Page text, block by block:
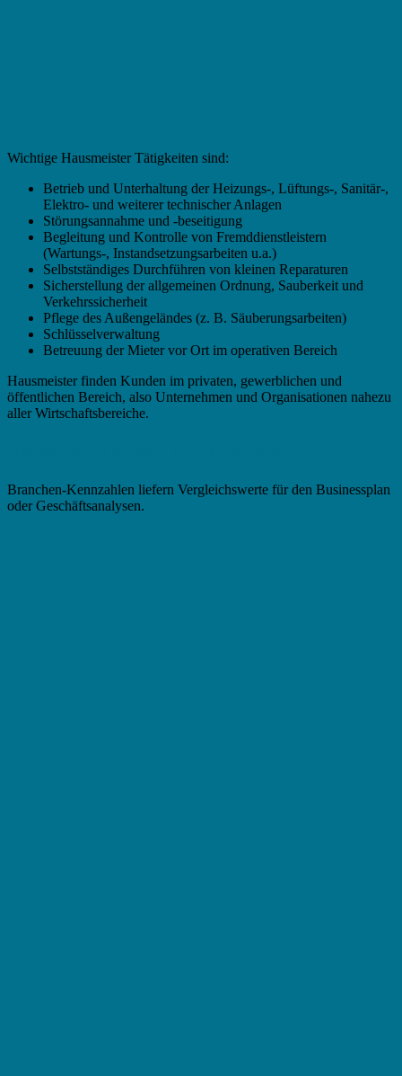
Wichtige Hausmeister Tätigkeiten sind:
Betrieb und Unterhaltung der Heizungs-, Lüftungs-, Sanitär-,
Elektro- und weiterer technischer Anlagen
Störungsannahme und -beseitigung
Begleitung und Kontrolle von Fremddienstleistern
(Wartungs-, Instandsetzungsarbeiten u.a.)
Selbstständiges Durchführen von kleinen Reparaturen
Sicherstellung der allgemeinen Ordnung, Sauberkeit und
Verkehrssicherheit
Pflege des Außengeländes (z. B. Säuberungsarbeiten)
Schlüsselverwaltung
Betreuung der Mieter vor Ort im operativen Bereich
Hausmeister finden Kunden im privaten, gewerblichen und
öffentlichen Bereich, also Unternehmen und Organisationen nahezu
aller Wirtschaftsbereiche.
Branchen-Kennzahlen liefern Vergleichswerte für den Businessplan
oder Geschäftsanalysen.